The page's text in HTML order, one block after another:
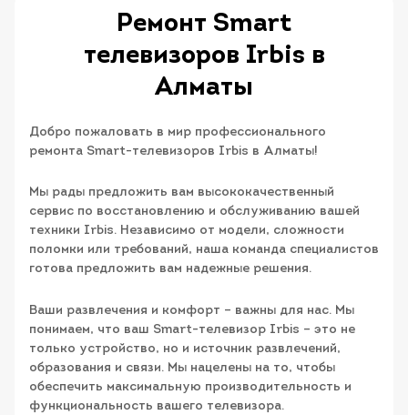
Ремонт Smart
телевизоров Irbis в
Алматы
Добро пожаловать в мир профессионального
ремонта Smart-телевизоров Irbis в Алматы!
Мы рады предложить вам высококачественный
сервис по восстановлению и обслуживанию вашей
техники Irbis. Независимо от модели, сложности
поломки или требований, наша команда специалистов
готова предложить вам надежные решения.
Ваши развлечения и комфорт – важны для нас. Мы
понимаем, что ваш Smart-телевизор Irbis – это не
только устройство, но и источник развлечений,
образования и связи. Мы нацелены на то, чтобы
обеспечить максимальную производительность и
функциональность вашего телевизора.